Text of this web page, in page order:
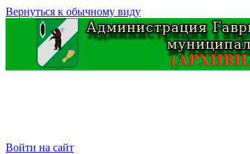
Вернуться к обычному виду
Войти на сайт